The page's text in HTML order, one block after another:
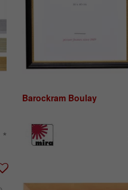
*
Barockram Boulay